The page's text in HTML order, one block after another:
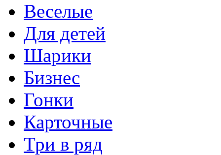
Веселые
Для детей
Шарики
Бизнес
Гонки
Карточные
Три в ряд